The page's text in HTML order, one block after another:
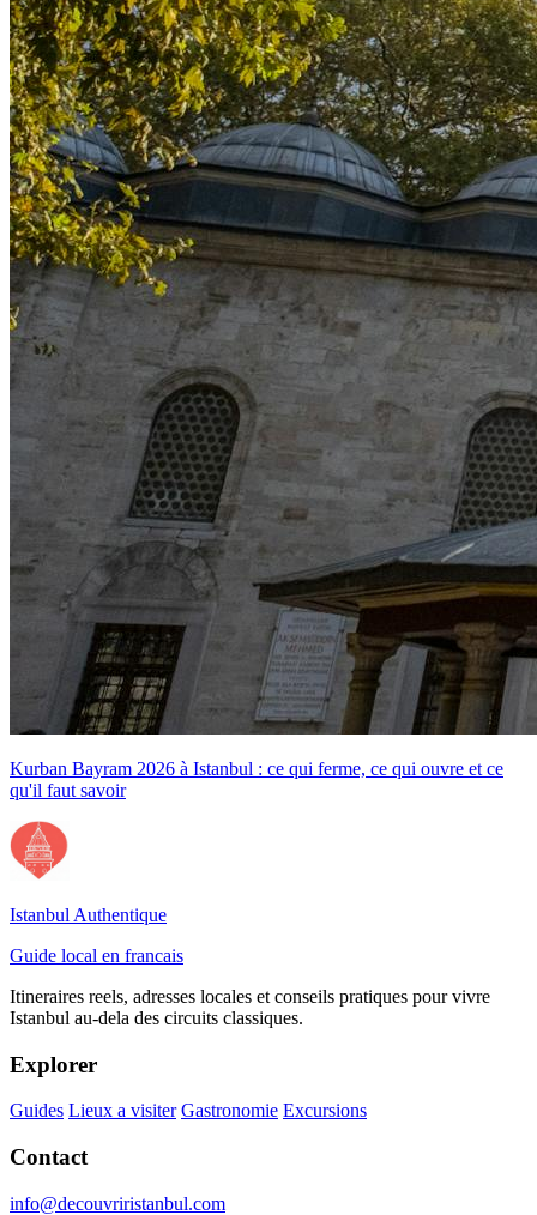
Kurban Bayram 2026 à Istanbul : ce qui ferme, ce qui ouvre et ce
qu'il faut savoir
Istanbul Authentique
Guide local en francais
Itineraires reels, adresses locales et conseils pratiques pour vivre
Istanbul au-dela des circuits classiques.
Explorer
Guides Lieux a visiter Gastronomie Excursions
Contact
info@decouvriristanbul.com